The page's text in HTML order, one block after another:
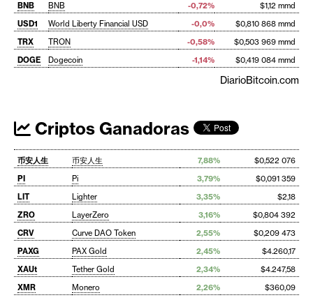
BNB
BNB -0,72%
$1,12 mmd
USD1
World Liberty Financial USD -0,0%
$0,810 868 mmd
TRX
TRON -0,58%
$0,503 969 mmd
DOGE
Dogecoin -1,14% $0,419 084 mmd
DiarioBitcoin.com
Criptos Ganadoras
币安人生 币安人生 7,88%
$0,522 076
PI
Pi 3,79%
$0,091 359
LIT
Lighter 3,35%
$2,18
ZRO
LayerZero 3,16%
$0,804 392
CRV
Curve DAO Token 2,55%
$0,209 473
PAXG
PAX Gold 2,45%
$4.260,17
XAUt
Tether Gold 2,34%
$4.247,58
XMR
Monero 2,26%
$360,09